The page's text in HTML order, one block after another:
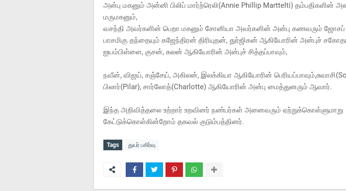
அன்பு மகனும் அன்னி பிலிப் மார்ற்ரெலி(Annie Phillip Marttelti) தம்பதிகளின்
மருமகனும்,
வசந்தி அவர்களின் பெறா மகனும் சோனியா அவர்களின் அன்பு கணவரும்
பாசமிகு தந்தையும் கஜேந்திரன் திரியுதன், துர்ஜிகன் ஆகியோரின் அன்புச்
ஐயம்பிள்ளை, குசன், கலன் ஆகியோரின் அன்புச் சித்தப்பாவும்,
நவீன், விஜய், சஞ்சேய், அகிலன், இலக்கியா ஆகியோரின்
பிலார்(Pilar), சார்லோத்(Charlotte) ஆகியோரின் அன்பு மைத்துனரும் ஆவார்.
இந்த அறிவித்தலை உற்றார் உறவினர் நண்பர்கள் அனைவரும் ஏற்றுக்கொள்ளுமாறு
கேட்டுக்கொள்கின்றோம் தகவல் குடும்பத்தினர்.
Tags துயர் பகிர்வு